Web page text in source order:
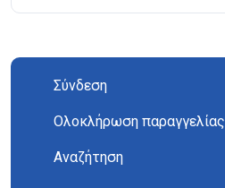
Σύνδεση
Ολοκλήρωση παραγγελίας
Αναζήτηση